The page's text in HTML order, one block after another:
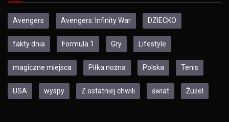
Avengers Avengers: Infinity War DZIECKO
fakty dnia Formula 1 Gry Lifestyle
magiczne miejsca Piłka nożna Polska Tenis
USA wyspy Z ostatniej chwili świat Żużel